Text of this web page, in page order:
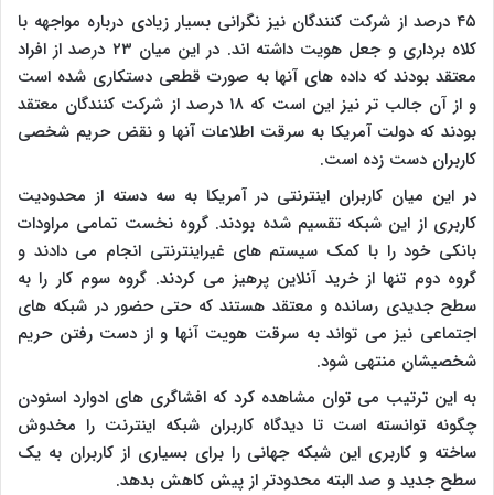
۴۵ درصد از شرکت کنندگان نیز نگرانی بسیار زیادی درباره مواجهه با
کلاه برداری و جعل هویت داشته اند. در این میان ۲۳ درصد از افراد
معتقد بودند که داده های آنها به صورت قطعی دستکاری شده است
و از آن جالب تر نیز این است که ۱۸ درصد از شرکت کنندگان معتقد
بودند که دولت آمریکا به سرقت اطلاعات آنها و نقض حریم شخصی
کاربران دست زده است.
در این میان کاربران اینترنتی در آمریکا به سه دسته از محدودیت
کاربری از این شبکه تقسیم شده بودند. گروه نخست تمامی مراودات
بانکی خود را با کمک سیستم های غیراینترنتی انجام می دادند و
گروه دوم تنها از خرید آنلاین پرهیز می کردند. گروه سوم کار را به
سطح جدیدی رسانده و معتقد هستند که حتی حضور در شبکه های
اجتماعی نیز می تواند به سرقت هویت آنها و از دست رفتن حریم
شخصیشان منتهی شود.
به این ترتیب می توان مشاهده کرد که افشاگری های ادوارد اسنودن
چگونه توانسته است تا دیدگاه کاربران شبکه اینترنت را مخدوش
ساخته و کاربری این شبکه جهانی را برای بسیاری از کاربران به یک
سطح جدید و صد البته محدودتر از پیش کاهش بدهد.